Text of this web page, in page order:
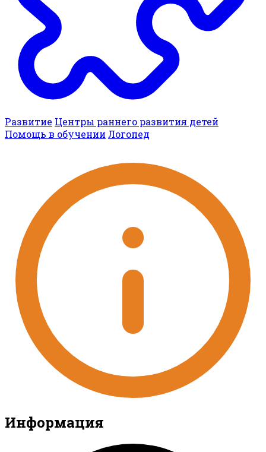
Развитие Центры раннего развития детей
Помощь в обучении Логопед
Информация